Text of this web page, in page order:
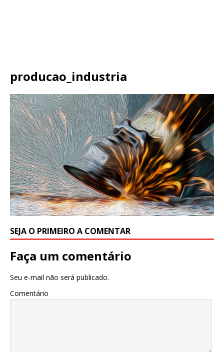
producao_industria
SEJA O PRIMEIRO A COMENTAR
Faça um comentário
Seu e-mail não será publicado.
Comentário